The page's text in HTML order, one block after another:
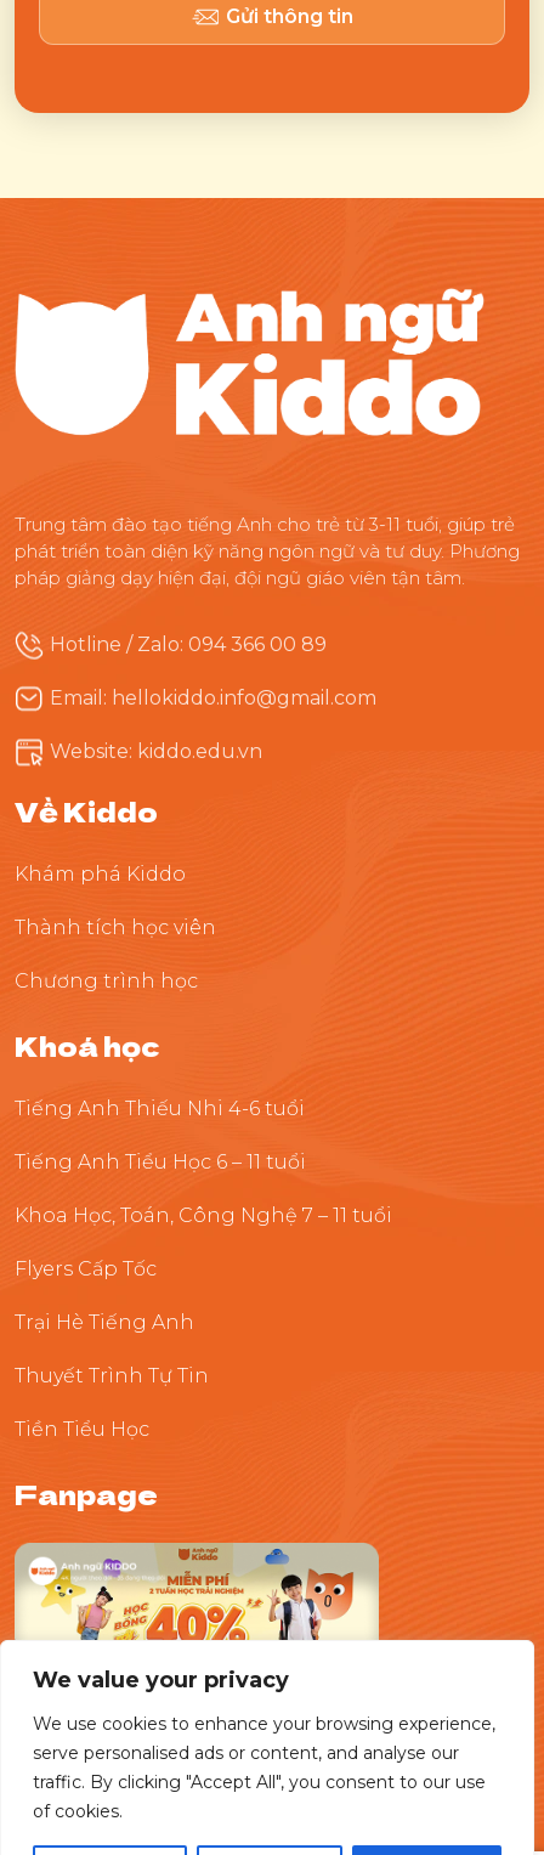
We value your privacy
We use cookies to enhance your browsing experience,
serve personalised ads or content, and analyse our
traffic. By clicking "Accept All", you consent to our use
of cookies.
Gửi thông tin
Trung tâm đào tạo tiếng Anh cho trẻ từ 3-11 tuổi, giúp trẻ
phát triển toàn diện kỹ năng ngôn ngữ và tư duy. Phương
pháp giảng dạy hiện đại, đội ngũ giáo viên tận tâm.
Hotline / Zalo: 094 366 00 89
Email: hellokiddo.info@gmail.com
Website: kiddo.edu.vn
Về Kiddo
Khám phá Kiddo
Thành tích học viên
Chương trình học
Khoá học
Tiếng Anh Thiếu Nhi 4-6 tuổi
Tiếng Anh Tiểu Học 6 – 11 tuổi
Khoa Học, Toán, Công Nghệ 7 – 11 tuổi
Flyers Cấp Tốc
Trại Hè Tiếng Anh
Thuyết Trình Tự Tin
Tiền Tiểu Học
Fanpage